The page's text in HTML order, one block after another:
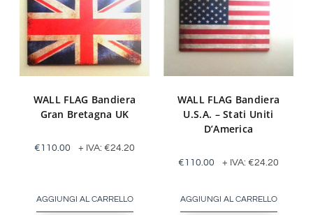
WALL FLAG Bandiera
Gran Bretagna UK
€ 110.00 + IVA: €24.20
AGGIUNGI AL CARRELLO
WALL FLAG Bandiera
U.S.A. – Stati Uniti
D’America
€ 110.00 + IVA: €24.20
AGGIUNGI AL CARRELLO